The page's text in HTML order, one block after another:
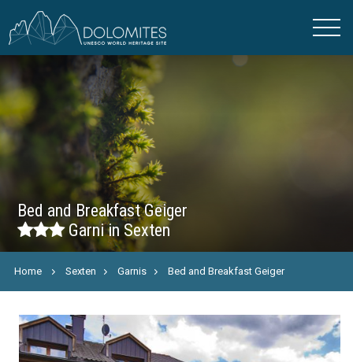
Bed and Breakfast Geiger
Garni in Sexten
Home Sexten Garnis Bed and Breakfast Geiger